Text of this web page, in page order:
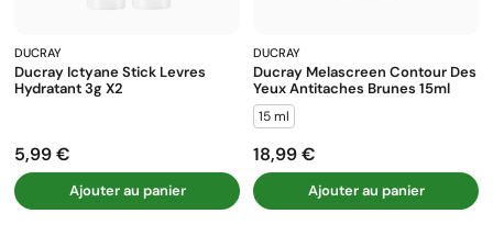
DUCRAY
Ducray Ictyane Stick Levres
Hydratant 3g X2
Prix
5,99 €
Ajouter au panier
DUCRAY
Ducray Melascreen Contour Des
Yeux Antitaches Brunes 15ml
15 ml
Prix
18,99 €
Ajouter au panier